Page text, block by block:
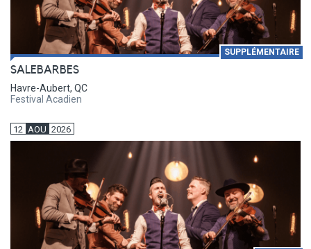
SUPPLÉMENTAIRE
SALEBARBES
Havre-Aubert, QC
Festival Acadien
12 AOU 2026